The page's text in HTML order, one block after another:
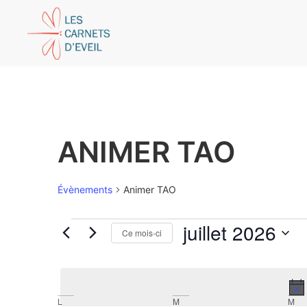
ANIMER TAO
Évènements Animer TAO
Ce mois-ci juillet 2026
L M M